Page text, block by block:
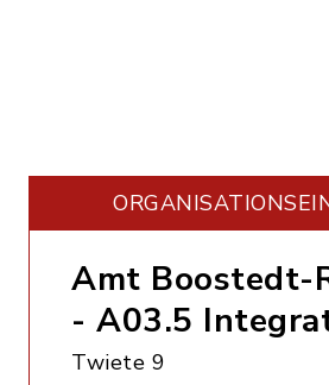
Amt Boostedt-
- A03.5
Twiete 9